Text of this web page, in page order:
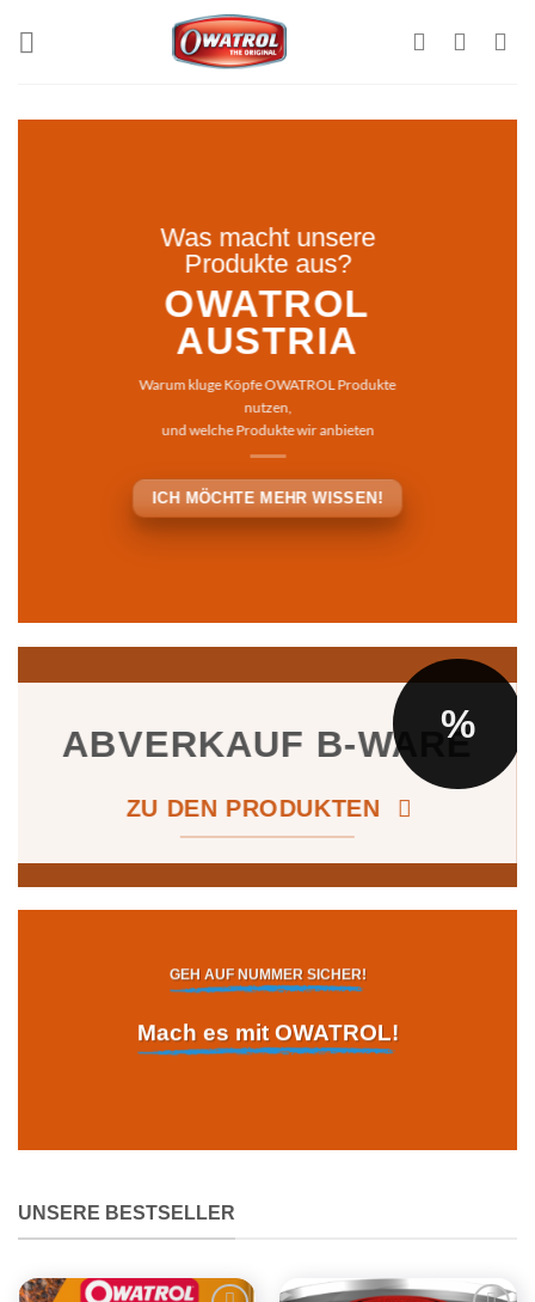
Was macht unsere
Produkte aus?
OWATROL
AUSTRIA
Warum kluge Köpfe OWATROL Produkte
nutzen,
und welche Produkte wir anbieten
ICH MÖCHTE MEHR WISSEN!
ABVERKAUF B-WARE
ZU DEN PRODUKTEN
%
GEH AUF NUMMER SICHER!
Mach es mit OWATROL!
UNSERE BESTSELLER